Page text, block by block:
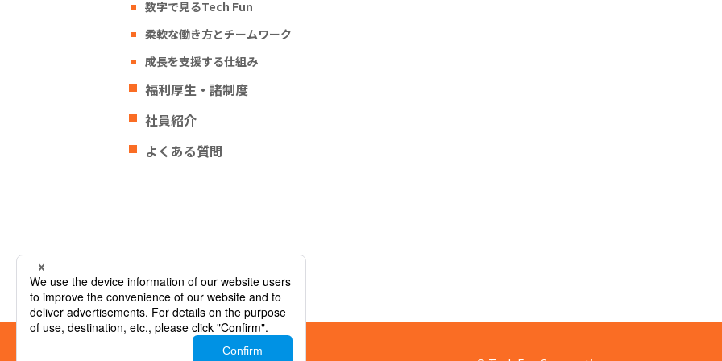
数字で見るTech Fun
柔軟な働き方とチームワーク
成長を支援する仕組み
福利厚生・諸制度
社員紹介
よくある質問